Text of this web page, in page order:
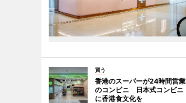
買う
香港のスーパーが24時間営業
のコンビニ 日本式コンビニ
に香港食文化を